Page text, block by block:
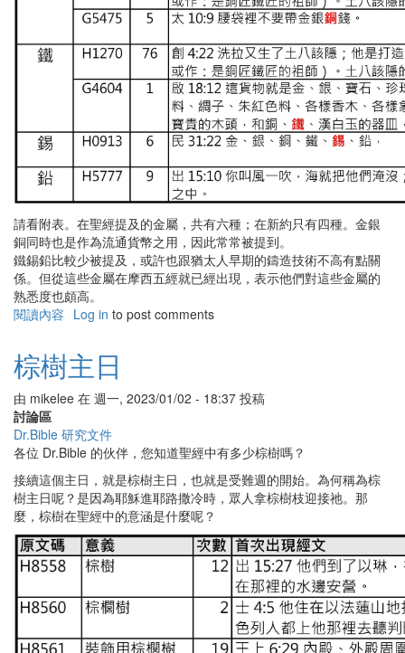
請看附表。在聖經提及的金屬，共有六種；在新約只有四種。金銀
銅同時也是作為流通貨幣之用，因此常常被提到。
鐵錫鉛比較少被提及，或許也跟猶太人早期的鑄造技術不高有點關
係。但從這些金屬在摩西五經就已經出現，表示他們對這些金屬的
熟悉度也頗高。
閱讀內容 有
聖
經
的
屬
Log in to post comments
棕樹主日
由 mikelee 在 週一, 2023/01/02 - 18:37 投稿
討論區
Dr.Bible 研究文件
各位 Dr.Bible 的伙伴，您知道聖經中有多少棕樹嗎？
接續這個主日，就是棕樹主日，也就是受難週的開始。為何稱為棕
樹主日呢？是因為耶穌進耶路撒冷時，眾人拿棕樹枝迎接祂。那
麼，棕樹在聖經中的意涵是什麼呢？